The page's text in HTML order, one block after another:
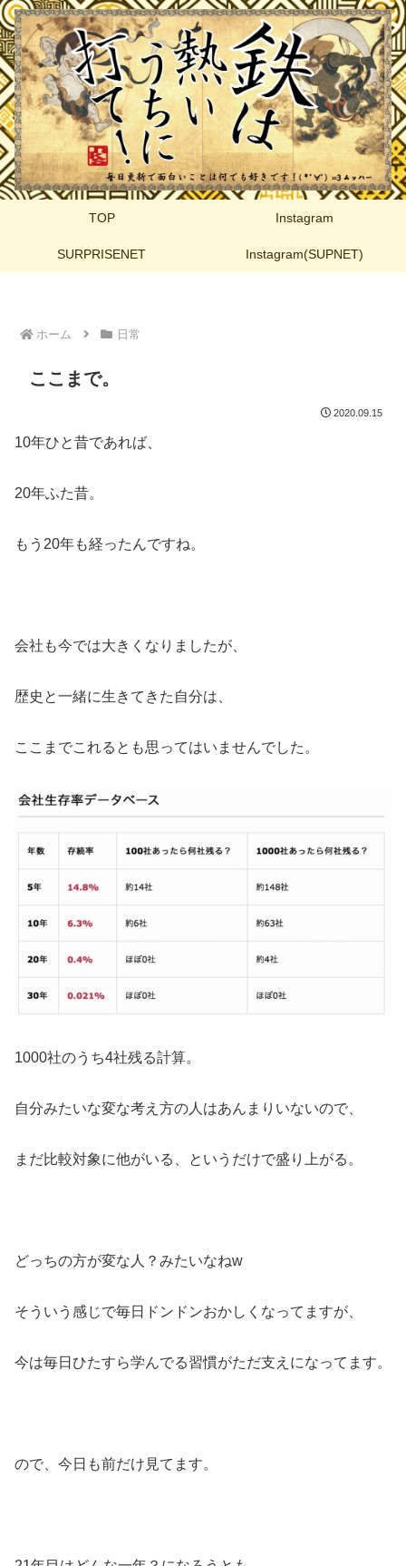
TOP Instagram
SURPRISENET Instagram(SUPNET)
ホーム 日常
ここまで。
2020.09.15
10年ひと昔であれば、
20年ふた昔。
もう20年も経ったんですね。
会社も今では大きくなりましたが、
歴史と一緒に生きてきた自分は、
ここまでこれるとも思ってはいませんでした。
1000社のうち4社残る計算。
自分みたいな変な考え方の人はあんまりいないので、
まだ比較対象に他がいる、というだけで盛り上がる。
どっちの方が変な人？みたいなねw
そういう感じで毎日ドンドンおかしくなってますが、
今は毎日ひたすら学んでる習慣がただ支えになってます。
ので、今日も前だけ見てます。